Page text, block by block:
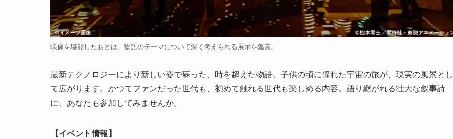
映像を堪能したあとは、物語のテーマについて深く考えられる展示を鑑賞。
最新テクノロジーにより新しい姿で蘇った、時を超えた物語。子供の頃に憧れた宇宙の旅が、現実の風景とし
て広がります。かつてファンだった世代も、初めて触れる世代も楽しめる内容。語り継がれる壮大な叙事詩
に、あなたも参加してみませんか。
【イベント情報】